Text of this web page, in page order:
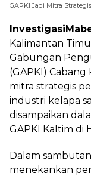
GAPKI Jadi Mitra
Kalimantan
Gabungan
(GAPKI)
mitra strategis
industri kelapa
disampaikan
GAPKI Kaltim di
Dalam
menekankan